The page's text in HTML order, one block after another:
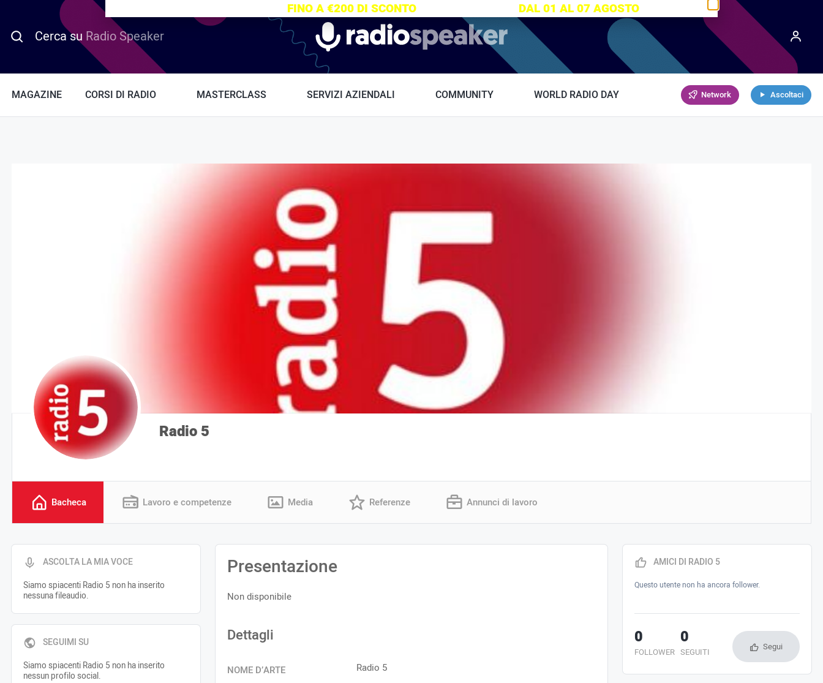
Cerca su Radio Speaker Radiospeaker.it
MAGAZINE CORSI DI RADIO MASTERCLASS SERVIZI AZIENDALI COMMUNITY WORLD RADIO DAY Network Ascoltaci
Radio 5
Bacheca Lavoro e competenze Media Referenze Annunci di lavoro
ASCOLTA LA MIA VOCE
Siamo spiacenti Radio 5 non ha inserito
nessuna fileaudio.
SEGUIMI SU
Siamo spiacenti Radio 5 non ha inserito
nessun profilo social.
Presentazione
Non disponibile
Dettagli
NOME D’ARTE Radio 5
AMICI DI RADIO 5
Questo utente non ha ancora follower.
FOLLOWER
0
SEGUITI
0 Segui
FINO A €200 DI SCONTO DAL 01 AL 07 AGOSTO